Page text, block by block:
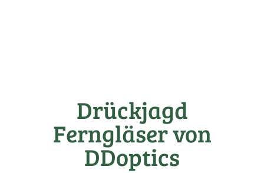
Drückjagd
Ferngläser von
DDoptics